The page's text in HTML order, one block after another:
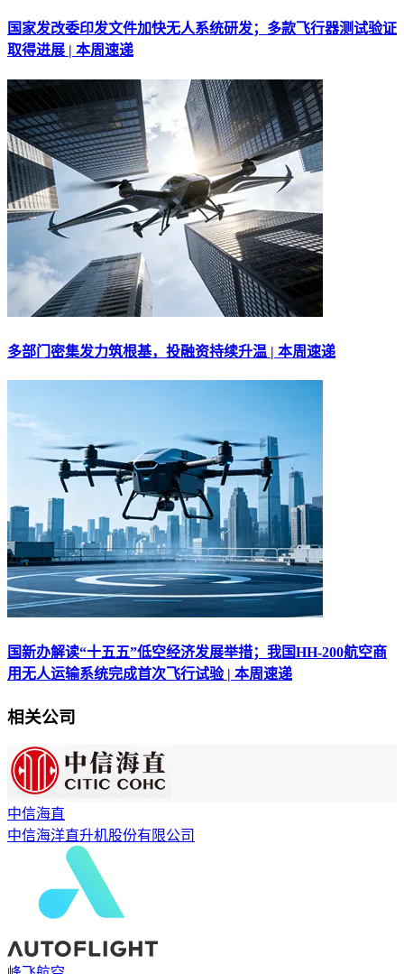
国家发改委印发文件加快无人系统研发；多款飞行器测试验证
取得进展 | 本周速递
多部门密集发力筑根基，投融资持续升温 | 本周速递
国新办解读“十五五”低空经济发展举措；我国HH-200航空商
用无人运输系统完成首次飞行试验 | 本周速递
相关公司
中信海直
中信海洋直升机股份有限公司